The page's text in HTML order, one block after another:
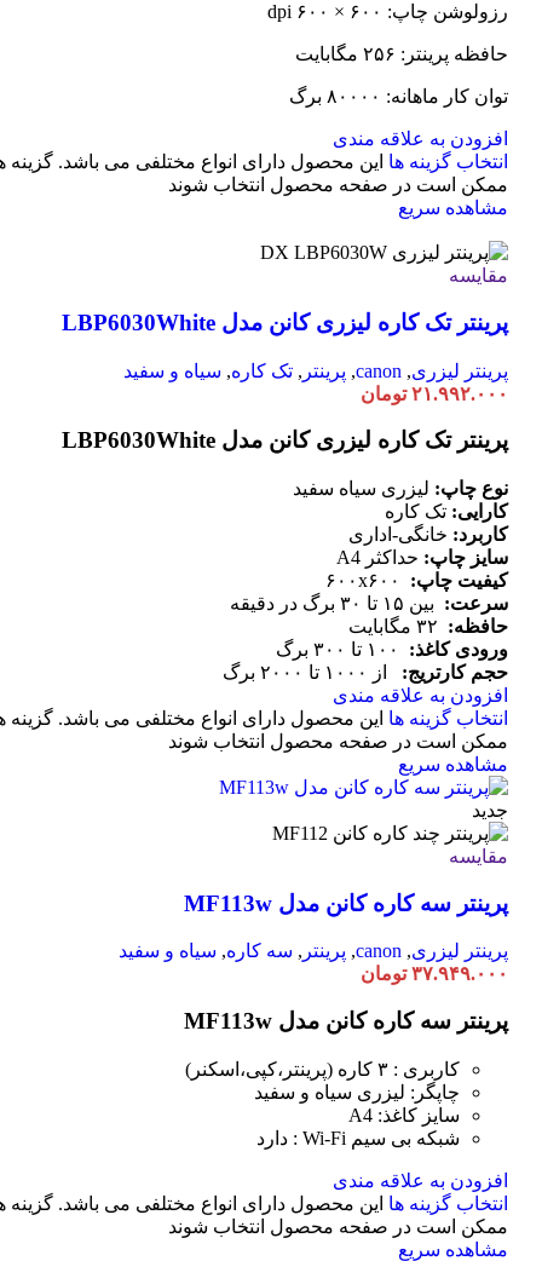
رزولوشن چاپ: ۶۰۰ × ۶۰۰ dpi
حافظه پرینتر: ۲۵۶ مگابایت
توان کار ماهانه: ۸۰۰۰۰ برگ
افزودن به علاقه مندی
انتخاب گزینه ها این محصول دارای انواع مختلفی می باشد. گزینه
ممکن است در صفحه محصول انتخاب شوند
مشاهده سریع
مقایسه
پرینتر تک کاره لیزری کانن مدل LBP6030White
پرینتر لیزری,
canon
, پرینتر , تک کاره, سیاه و سفید
۲۱.۹۹۲.۰۰۰ تومان
پرینتر تک کاره لیزری کانن مدل LBP6030White
نوع چاپ: لیزری سیاه سفید
کارایی: تک کاره
کاربرد: خانگی-اداری
سایز چاپ: حداکثر A4
کیفیت چاپ:
۶۰۰x۶۰۰
سرعت: بین ۱۵ تا ۳۰ برگ در دقیقه
حافظه: ۳۲ مگابایت
ورودی کاغذ:
۱۰۰ تا ۳۰۰ برگ
حجم کارتریج:
از ۱۰۰۰ تا ۲۰۰۰ برگ
افزودن به علاقه مندی
انتخاب گزینه ها این محصول دارای انواع مختلفی می باشد. گزینه
ممکن است در صفحه محصول انتخاب شوند
مشاهده سریع
جدید
مقایسه
پرینتر سه کاره کانن مدل MF113w
پرینتر لیزری,
canon
, پرینتر , سه کاره, سیاه و سفید
۳۷.۹۴۹.۰۰۰ تومان
پرینتر سه کاره کانن مدل MF113w
کاربری : ۳ کاره (پرینتر،کپی،اسکنر)
چاپگر: لیزری سیاه و سفید
سایز کاغذ: A4
شبکه بی سیم Wi-Fi : دارد
افزودن به علاقه مندی
انتخاب گزینه ها این محصول دارای انواع مختلفی می باشد. گزینه
ممکن است در صفحه محصول انتخاب شوند
مشاهده سریع